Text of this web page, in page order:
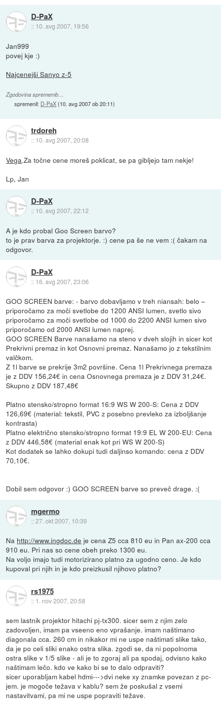
D-PaX
:: 10. avg 2007, 19:56
Jan999
povej kje :)
Najcenejši Sanyo z-5
Zgodovina sprememb…
spremenil: D-PaX(10. avg 2007 ob 20:11)
trdoreh
:: 10. avg 2007, 20:08
Vega.Za točne cene moreš poklicat, se pa gibljejo tam nekje!
Lp, Jan
D-PaX
:: 10. avg 2007, 22:12
A je kdo probal Goo Screen barvo?
to je prav barva za projektorje. :) cene pa še ne vem :( čakam na
odgovor.
D-PaX
:: 16. avg 2007, 23:06
GOO SCREEN barve: - barvo dobavljamo v treh niansah: belo –
priporočamo za moči svetlobe do 1200 ANSI lumen, svetlo sivo
priporočamo za moči svetlobe od 1000 do 2200 ANSI lumen sivo
priporočamo od 2000 ANSI lumen naprej.
GOO SCREEN Barve nanašamo na steno v dveh slojih in sicer kot
Prekrivni premaz in kot Osnovni premaz. Nanašamo jo z tekstilnim
valčkom.
Z 1l barve se prekrije 3m2 površine. Cena 1l Prekrivnega premaza
je z DDV 156,24€ in cena Osnovnega premaza je z DDV 31,24€.
Skupno z DDV 187,48€
Platno stensko/stropno format 16:9 WS W 200-S: Cena z DDV
126,69€ (material: tekstil, PVC z posebno prevleko za izboljšanje
kontrasta)
Platno električno stensko/stropno format 19:9 EL W 200-EU: Cena
z DDV 446,58€ (material enak kot pri WS W 200-S)
Kot dodatek se lahko dokupi tudi daljinso komando: cena z DDV
70,10€.
Dobil sem odgovor :) GOO SCREEN barve so preveč drage. :(
mgermo
::27. okt 2007, 10:39
Na http://www.ingdoc.de je cena Z5 cca 810 eu in Pan ax-200 cca
910 eu. Pri nas so cene obeh preko 1300 eu.
Na voljo imajo tudi motorizirano platno za ugodno ceno. Je kdo
kupoval pri njih in je kdo preizkusil njihovo platno?
rs1975
:: 1. nov 2007, 20:58
sem lastnik projektor hitachi pj-tx300. sicer sem z njim zelo
zadovoljen, imam pa vseeno eno vprašanje. imam naštimano
diagonala cca. 260 cm in nikakor mi ne uspe naštimati slike tako,
da je po celi sliki enako ostra slika. zgodi se, da ni popolnoma
ostra slike v 1/5 slike - ali je to zgoraj ali pa spodaj, odvisno kako
naštimam lečo. kdo ve kako bi se to dalo odpraviti?
sicer uporabljam kabel hdmi--->dvi neke xy znamke povezan z pc-
jem. je mogoče težava v kablu? sem že poskušal z vsemi
nastavitvami, pa mi ne uspe popraviti težave.